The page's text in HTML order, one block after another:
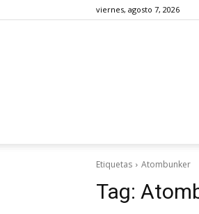
viernes, agosto 7, 2026
Etiquetas Atombunker
Tag: